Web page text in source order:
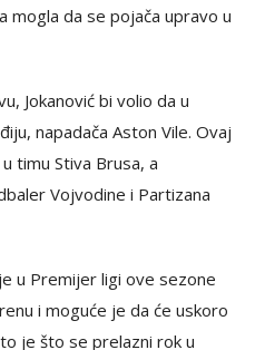
mogla da se pojača upravo u
Jokanović bi volio da u
napadača Aston Vile. Ovaj
timu Stiva Brusa, a
Vojvodine i Partizana
u Premijer ligi ove sezone
i moguće je da će uskoro
je što se prelazni rok u